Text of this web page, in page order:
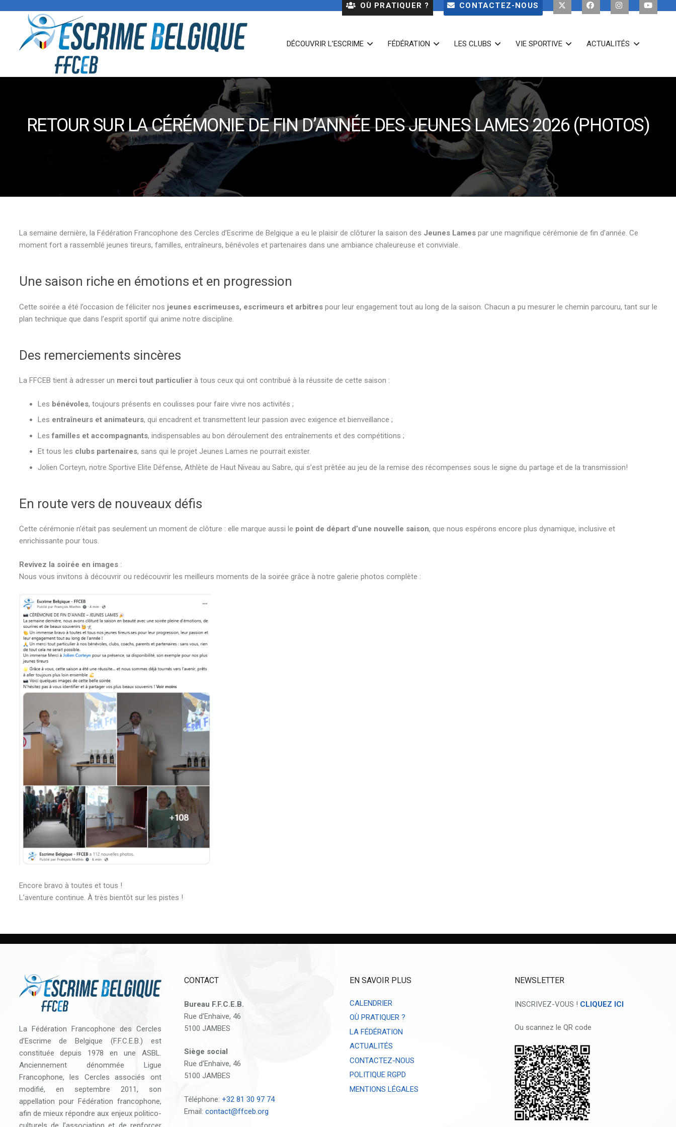
OÙ PRATIQUER ? CONTACTEZ-NOUS
DÉCOUVRIR L’ESCRIME FÉDÉRATION LES CLUBS VIE SPORTIVE ACTUALITÉS
RETOUR SUR LA CÉRÉMONIE DE FIN D’ANNÉE DES JEUNES LAMES 2026 (PHOTOS)
La semaine dernière, la Fédération Francophone des Cercles d’Escrime de Belgique a eu le plaisir de clôturer la saison des Jeunes Lamespar une magnifique cérémonie de fin d’année. Ce
moment fort a rassemblé jeunes tireurs, familles, entraîneurs, bénévoles et partenaires dans une ambiance chaleureuse et conviviale.
Une saison riche en émotions et en progression
Cette soirée a été l’occasion de féliciter nos jeunes escrimeuses, escrimeurs et arbitrespour leur engagement tout au long de la saison. Chacun a pu mesurer le chemin parcouru, tant sur le
plan technique que dans l’esprit sportif qui anime notre discipline.
Des remerciements sincères
La FFCEB tient à adresser un merci tout particulierà tous ceux qui ont contribué à la réussite de cette saison :
Les bénévoles, toujours présents en coulisses pour faire vivre nos activités ;
Les entraîneurs et animateurs, qui encadrent et transmettent leur passion avec exigence et bienveillance ;
Lesfamilles et accompagnants, indispensables au bon déroulement des entraînements et des compétitions ;
Et tous les clubs partenaires, sans qui le projet Jeunes Lames ne pourrait exister.
Jolien Corteyn, notre Sportive Elite Défense, Athlète de Haut Niveau au Sabre, qui s’est prêtée au jeu de la remise des récompenses sous le signe du partage et de la transmission!
En route vers de nouveaux défis
Cette cérémonie n’était pas seulement un moment de clôture : elle marque aussi le point de départ d’une nouvelle saison, que nous espérons encore plus dynamique, inclusive et
enrichissante pour tous.
Revivez la soirée en images:
Nous vous invitons à découvrir ou redécouvrir les meilleurs moments de la soirée grâce à notre galerie photos complète :
Encore bravo à toutes et tous !
L’aventure continue. À très bientôt sur les pistes !
La Fédération Francophone des Cercles
d’Escrime de Belgique (F.F.C.E.B.) est
constituée depuis 1978 en une ASBL.
Anciennement dénommée Ligue
Francophone, les Cercles associés ont
modifié, en septembre 2011, son
appellation pour Fédération francophone,
afin de mieux répondre aux enjeux politico-
CONTACT
Bureau F.F.C.E.B.
Rue d’Enhaive, 46
5100 JAMBES
Siège social
Rue d’Enhaive, 46
5100 JAMBES
Téléphone: +32 81 30 97 74
Email: contact@ffceb.org
EN SAVOIR PLUS
CALENDRIER
OÙ PRATIQUER ?
LA FÉDÉRATION
ACTUALITÉS
CONTACTEZ-NOUS
POLITIQUE RGPD
MENTIONS LÉGALES
NEWSLETTER
INSCRIVEZ-VOUS ! CLIQUEZ ICI
Ou scannez le QR code